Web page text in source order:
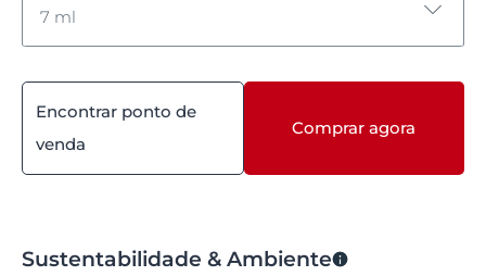
7 ml
7 ml
Encontrar ponto de
venda
Comprar agora
Sustentabilidade & Ambiente